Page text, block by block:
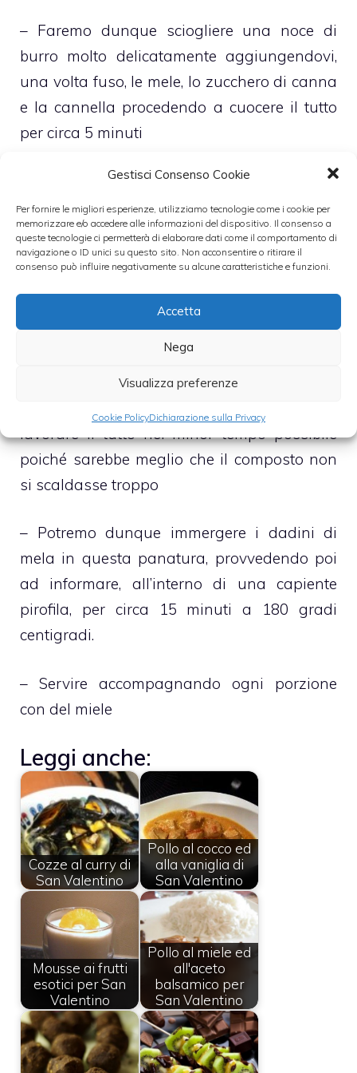
Gestisci Consenso Cookie
Per fornire le migliori esperienze, utilizziamo tecnologie come i cookie per
memorizzare e/o accedere alle informazioni del dispositivo. Il consenso a
queste tecnologie ci permetterà di elaborare dati come il comportamento di
navigazione o ID unici su questo sito. Non acconsentire o ritirare il
consenso può influire negativamente su alcune caratteristiche e funzioni.
Accetta
Nega
Visualizza preferenze
Cookie PolicyDichiarazione sulla Privacy
– Faremo dunque sciogliere una noce di
burro molto delicatamente aggiungendovi,
una volta fuso, le mele, lo zucchero di canna
e la cannella procedendo a cuocere il tutto
per circa 5 minuti
– Procederemo, dunque, con la preparazione
del nostro impasto che, come noterete,
risulterà essere molto friabile ed
inconsistente e, dunque, sarà ottimo per
allo zucchero ed alla cannella
– Per ottenere, dunque, questo particolare
impasto si procederà mescolando il burro, la
lavorare il tutto nel minor tempo possibile
poiché sarebbe meglio che il composto non
si scaldasse troppo
– Potremo dunque immergere i dadini di
mela in questa panatura, provvedendo poi
ad informare, all’interno di una capiente
pirofila, per circa 15 minuti a 180 gradi
centigradi.
– Servire accompagnando ogni porzione
con del miele
Leggi anche:
Cozze al curry di
San Valentino
Pollo al cocco ed
alla vaniglia di
San Valentino
Mousse ai frutti
esotici per San
Valentino
Pollo al miele ed
all'aceto
balsamico per
San Valentino